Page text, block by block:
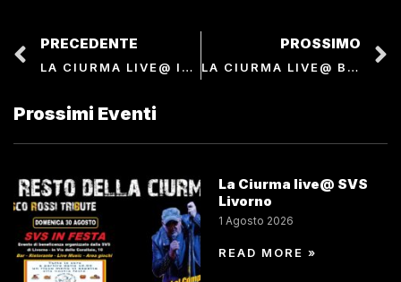
PRECEDENTE
LA CIURMA LIVE@ INITALY BISTROT – FUCECCHIO
PROSSIMO
LA CIURMA LIVE@ BANDIDOS BMC PISA
Prossimi Eventi
La Ciurma live@ SVS
Livorno
1 Agosto 2026
READ MORE »